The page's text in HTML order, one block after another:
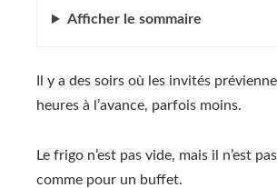
Afficher le sommaire
Il y a des soirs où les invités
heures à l’avance, parfois moins.
Le frigo n’est pas vide, mais il n’est
comme pour un buffet.